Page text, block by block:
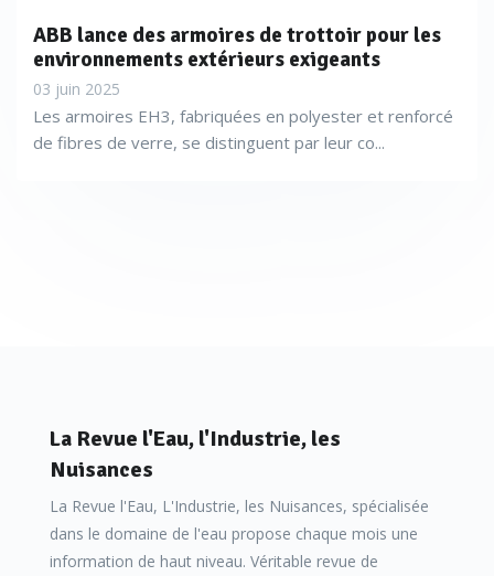
phosphate. La technique de mesure utilisée est une
mesure en batch (séquence d'échantillonnage, analyse et
traitement des résultats), utilisant la méthode
colorimétrique. L'analyseur est composé d’un
transmetteur électronique à large écran tactile couleur
ABB lance des armoires de trottoir pour les
environnements extérieurs exigeants
03 juin 2025
Les armoires EH3, fabriquées en polyester et renforcé
de fibres de verre, se distinguent par leur co...
La Revue l'Eau, l'Industrie, les
Nuisances
La Revue l'Eau, L'Industrie, les Nuisances, spécialisée
dans le domaine de l'eau propose chaque mois une
information de haut niveau. Véritable revue de